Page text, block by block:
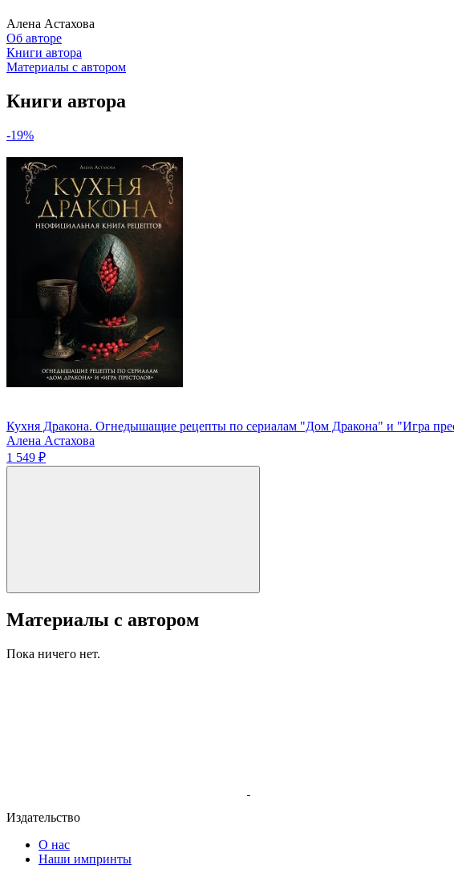
Алена Астахова
Об авторе
Книги автора
Материалы с автором
Книги автора
-19%
Кухня Дракона. Огнедышащие рецепты по сериалам "Дом Дракона" и "Игра
Алена Астахова
1 549 ₽
Материалы с автором
Пока ничего нет.
Издательство
О нас
Наши импринты